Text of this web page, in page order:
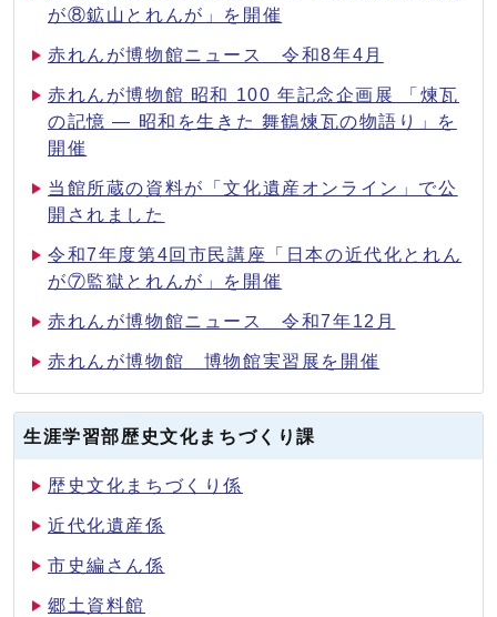
が⑧鉱山とれんが」を開催
赤れんが博物館ニュース 令和8年4月
赤れんが博物館 昭和 100 年記念企画展 「煉瓦
の記憶 ― 昭和を生きた 舞鶴煉瓦の物語り」を
開催
当館所蔵の資料が「文化遺産オンライン」で公
開されました
令和7年度第4回市民講座「日本の近代化とれん
が⑦監獄とれんが」を開催
赤れんが博物館ニュース 令和7年12月
赤れんが博物館 博物館実習展を開催
生涯学習部歴史文化まちづくり課
歴史文化まちづくり係
近代化遺産係
市史編さん係
郷土資料館